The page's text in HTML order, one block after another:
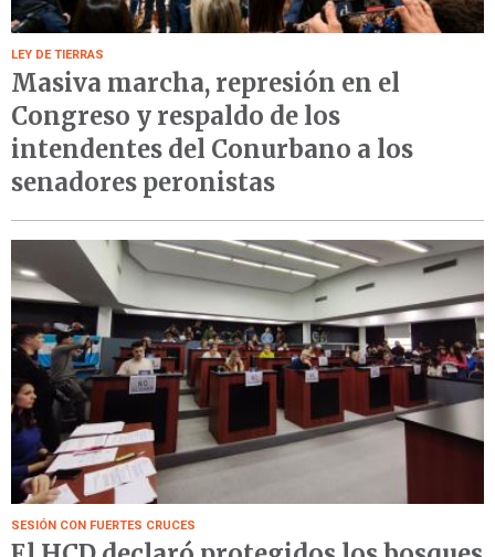
LEY DE TIERRAS
Masiva marcha, represión en el
Congreso y respaldo de los
intendentes del Conurbano a los
senadores peronistas
SESIÓN CON FUERTES CRUCES